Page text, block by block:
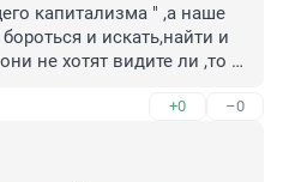
капитализма " ,а наше
и искать,найти и
не хотят видите ли ,то
+0 –0